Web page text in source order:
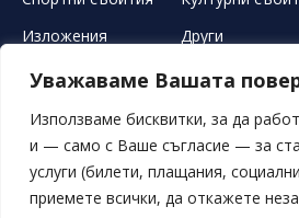
Уважаваме Вашата
Използваме бисквитки, за да
и — само с Ваше съгласие — за
услуги (билети, плащания,
приемете всички, да откажете
Изложения
Други
ЛЕТЕН ТЕАТЪР РЕКЛАМА НОВИНИ
СВОБОДНИ ПОЗИЦИИ ОБЯВИ
ОБЩИ УСЛОВИЯ ЛИЧНИ ДАННИ